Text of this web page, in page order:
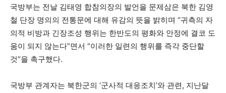
국방부는 전날 김태영 합참의장의 발언을 문제삼은 북한 김영
철 단장 명의의 전통문에 대해 유감의 뜻을 밝히며 “귀측의 자
의적 비방과 긴장조성 행위는 한반도의 평화와 안정에 결코 도
움이 되지 않는다”면서 “이러한 일련의 행위를 즉각 중단할
것”을 촉구했다.
국방부 관계자는 북한군의 ‘군사적 대응조치’와 관련, 지난달